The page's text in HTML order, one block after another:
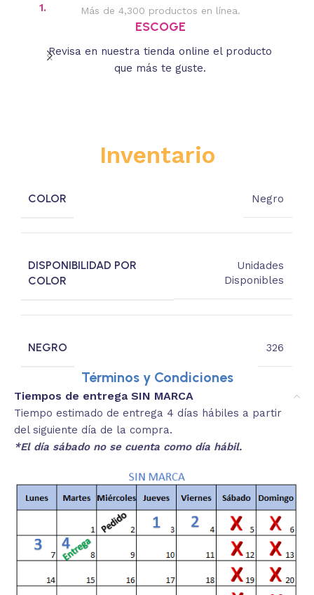
1. Más de 4,300 productos en línea.
ESCOGE
Revisa en nuestra tienda online el producto
que más te guste.
Inventario
COLOR Negro
DISPONIBILIDAD POR
COLOR
Unidades
Disponibles
NEGRO 326
Términos y Condiciones
Tiempos de entrega SIN MARCA
Tiempo estimado de entrega 4 días hábiles a partir
del siguiente día de la compra.
*El día sábado no se cuenta como día hábil.